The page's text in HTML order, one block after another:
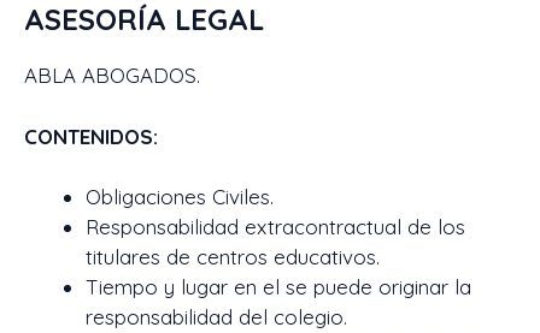
ASESORÍA LEGAL
ABLA ABOGADOS.
CONTENIDOS:
Obligaciones Civiles.
Responsabilidad extracontractual de los
titulares de centros educativos.
Tiempo y lugar en el se puede originar la
responsabilidad del colegio.